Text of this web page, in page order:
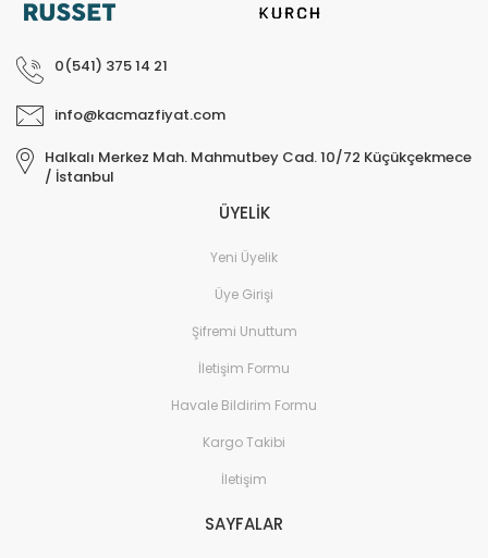
0(541) 375 14 21
info@kacmazfiyat.com
Halkalı Merkez Mah. Mahmutbey Cad. 10/72 Küçükçekmece
/ İstanbul
ÜYELİK
Yeni Üyelik
Üye Girişi
Şifremi Unuttum
İletişim Formu
Havale Bildirim Formu
Kargo Takibi
İletişim
SAYFALAR